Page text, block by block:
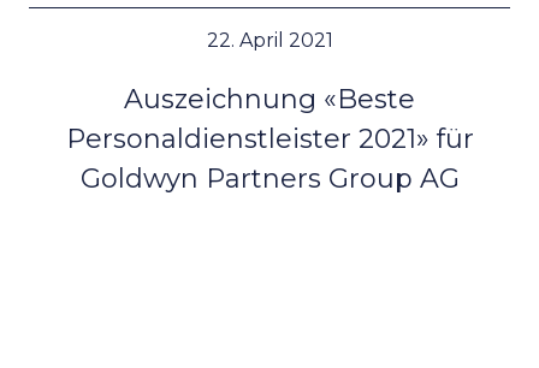
22. April 2021
Auszeichnung «Beste
Personaldienstleister 2021» für
Goldwyn Partners Group AG